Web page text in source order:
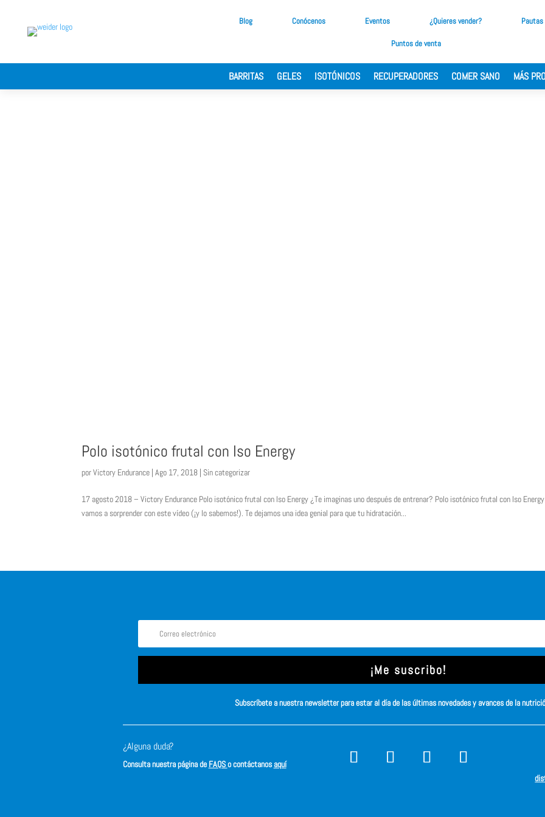
Blog Conócenos Eventos ¿Quieres vender?
Puntos de venta
BARRITAS GELES ISOTÓNICOS RECUPERADORES COMER SANO MÁS
Polo isotónico frutal con Iso Energy
porVictory Endurance |Ago 17, 2018 | Sin categorizar
17 agosto 2018 – Victory Endurance Polo isotónico frutal con Iso Energy ¿Te imaginas uno después de entrenar? Polo isotónico frutal con Iso
vamos a sorprender con este vídeo (¡y lo sabemos!). Te dejamos una idea genial para que tu hidratación...
¡Me suscribo!
Subscríbete a nuestra newsletter para estar al día de las últimas novedades y avances de la
¿Alguna duda?
Consulta nuestra página de FAQSo contáctanosaquí